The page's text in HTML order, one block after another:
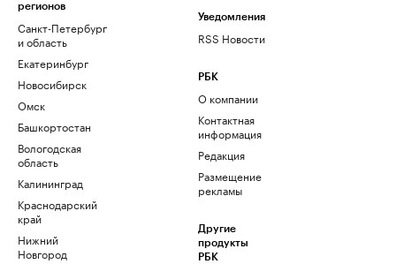
регионов
Санкт-Петербург
и область
Екатеринбург
Новосибирск
Омск
Башкортостан
Вологодская
область
Калининград
Краснодарский
край
Нижний
Новгород
Уведомления
RSS Новости
РБК
О компании
Контактная
информация
Редакция
Размещение
рекламы
Другие
продукты
РБК